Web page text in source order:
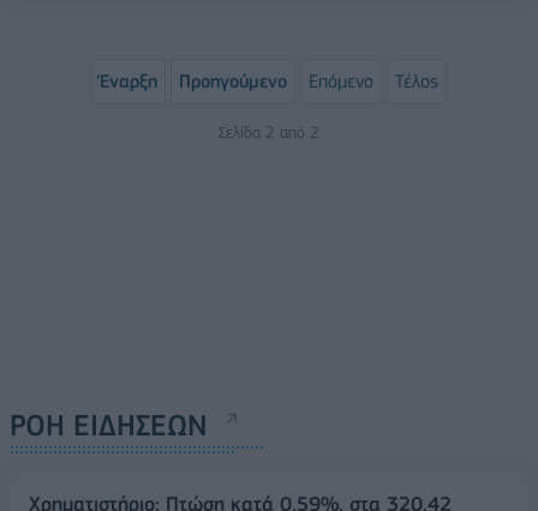
Έναρξη Προηγούμενο Επόμενο Τέλος
Σελίδα 2 από 2
ΡΟΗ ΕΙΔΗΣΕΩΝ
Χρηματιστήριο: Πτώση κατά 0,59%, στα 320,42